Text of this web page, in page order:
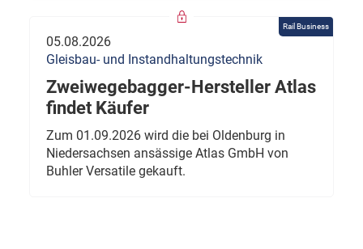
Rail Business
05.08.2026
Gleisbau- und Instandhaltungstechnik
Zweiwegebagger-Hersteller Atlas
findet Käufer
Zum 01.09.2026 wird die bei Oldenburg in
Niedersachsen ansässige Atlas GmbH von
Buhler Versatile gekauft.